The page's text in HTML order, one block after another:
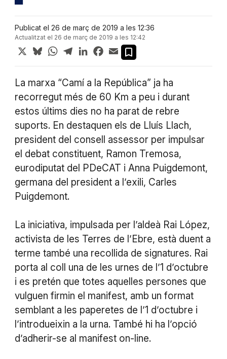
Publicat el 26 de març de 2019 a les 12:36
Actualitzat el 26 de març de 2019 a les 12:42
X BlueskyWhatsApp
TelegramLinkedInFacebook
Email
La marxa “Camí a la República” ja ha
recorregut més de 60 Km a peu i durant
estos últims dies no ha parat de rebre
suports. En destaquen els de Lluís Llach,
president del consell assessor per impulsar
el debat constituent, Ramon Tremosa,
eurodiputat del PDeCAT i Anna Puigdemont,
germana del president a l’exili, Carles
Puigdemont.
La iniciativa, impulsada per l’aldeà Rai López,
activista de les Terres de l’Ebre, està duent a
terme també una recollida de signatures. Rai
porta al coll una de les urnes de l’1 d’octubre
i es pretén que totes aquelles persones que
vulguen firmin el manifest, amb un format
semblant a les paperetes de l’1 d’octubre i
l’introdueixin a la urna. També hi ha l’opció
d’adherir-se al manifest on-line.